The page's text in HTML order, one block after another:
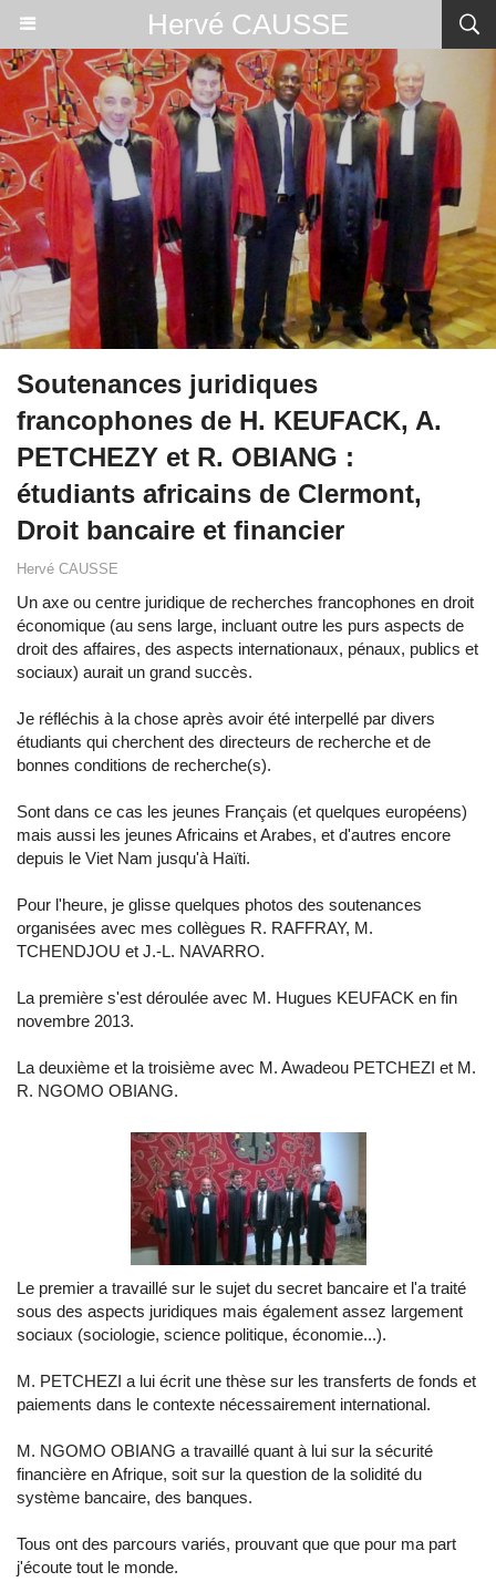
Hervé CAUSSE
Soutenances juridiques
francophones de H. KEUFACK, A.
PETCHEZY et R. OBIANG :
étudiants africains de Clermont,
Droit bancaire et financier
Hervé CAUSSE
Un axe ou centre juridique de recherches francophones en droit
économique (au sens large, incluant outre les purs aspects de
droit des affaires, des aspects internationaux, pénaux, publics et
sociaux) aurait un grand succès.
Je réfléchis à la chose après avoir été interpellé par divers
étudiants qui cherchent des directeurs de recherche et de
bonnes conditions de recherche(s).
Sont dans ce cas les jeunes Français (et quelques européens)
mais aussi les jeunes Africains et Arabes, et d'autres encore
depuis le Viet Nam jusqu'à Haïti.
Pour l'heure, je glisse quelques photos des soutenances
organisées avec mes collègues R. RAFFRAY, M.
TCHENDJOU et J.-L. NAVARRO.
La première s'est déroulée avec M. Hugues KEUFACK en fin
novembre 2013.
La deuxième et la troisième avec M. Awadeou PETCHEZI et M.
R. NGOMO OBIANG.
Le premier a travaillé sur le sujet du secret bancaire et l'a traité
sous des aspects juridiques mais également assez largement
sociaux (sociologie, science politique, économie...).
M. PETCHEZI a lui écrit une thèse sur les transferts de fonds et
paiements dans le contexte nécessairement international.
M. NGOMO OBIANG a travaillé quant à lui sur la sécurité
financière en Afrique, soit sur la question de la solidité du
système bancaire, des banques.
Tous ont des parcours variés, prouvant que que pour ma part
j'écoute tout le monde.